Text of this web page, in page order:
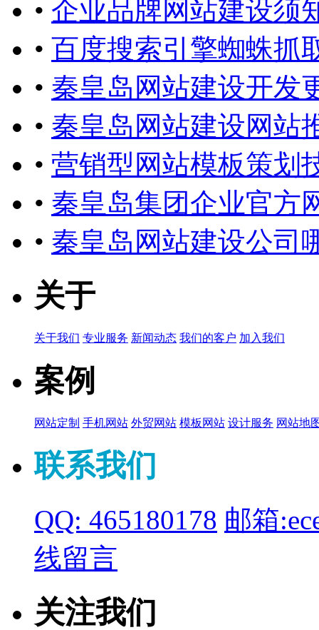
• 企业品牌网站建设须
• 百度搜索引擎蜘蛛抓
• 秦皇岛网站建设开发
• 秦皇岛网站建设网站
• 营销型网站模板策划
• 秦皇岛集团企业官方
• 秦皇岛网站建设公司
关于
关于我们 专业服务 新闻动态 我们的客户 加入我们
案例
网站定制 手机网站 外贸网站 模板网站 设计服务 网站地
联系我们
QQ: 465180178 邮箱
线留言
关注我们